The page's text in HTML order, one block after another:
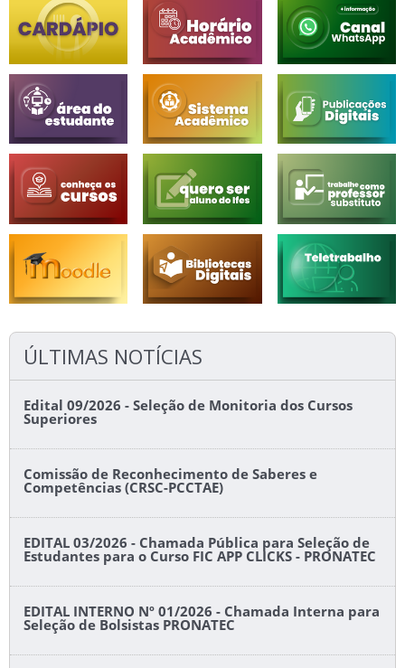
ÚLTIMAS NOTÍCIAS
Edital 09/2026 - Seleção de Monitoria dos Cursos
Superiores
Comissão de Reconhecimento de Saberes e
Competências (CRSC-PCCTAE)
EDITAL 03/2026 - Chamada Pública para Seleção de
Estudantes para o Curso FIC APP CLICKS - PRONATEC
EDITAL INTERNO Nº 01/2026 - Chamada Interna para
Seleção de Bolsistas PRONATEC